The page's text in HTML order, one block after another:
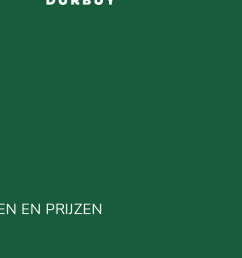
EN PRIJZEN